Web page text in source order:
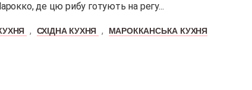
де цю рибу готують на регу...
, СХІДНА КУХНЯ ,
МАРОККАНСЬКА КУХНЯ